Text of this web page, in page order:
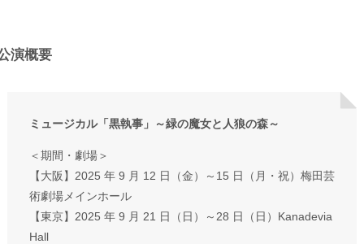
演概要
ミュージカル「黒執事」～緑の魔女と人狼の森～
＜期間・劇場＞
【大阪】2025 年 9 月 12 日（金）～15 日（月・祝）梅田芸
術劇場メインホール
【東京】2025 年 9 月 21 日（日）～28 日（日）Kanadevia
Hall